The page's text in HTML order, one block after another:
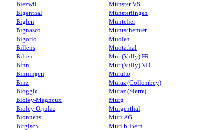
Biezwil
Bigenthal
Biglen
Bignasco
Bigorio
Billens
Bilten
Binn
Binningen
Binz
Bioggio
Bioley-Magnoux
Bioley-Orjulaz
Bionnens
Birgisch
Münster VS
Münsterlingen
Muntelier
Müntschemier
Muolen
Muotathal
Mur (Vully) FR
Mur (Vully) VD
Muralto
Muraz (Collombey)
Muraz (Sierre)
Murg
Murgenthal
Muri AG
Muri b. Bern